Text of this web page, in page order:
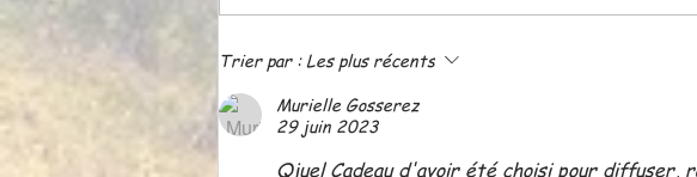
ATELIER LE 18 JUIN A 20
H 30
Trier par : Les plus récents
Murielle Gosserez
29 juin 2023
Qjuel Cadeau d'avoir été choisi pour diffuser,